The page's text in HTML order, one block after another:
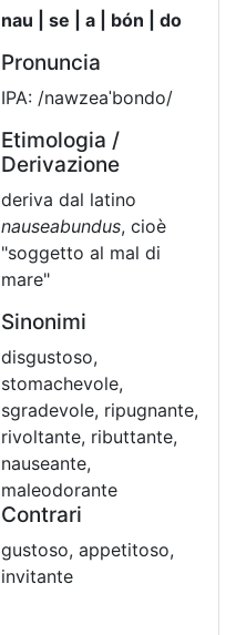
nau | se | a | bón | do
Pronuncia
IPA: /nawzeaˈbondo/
Etimologia /
Derivazione
deriva dal latino
nauseabundus, cioè
"soggetto al mal di
mare"
Sinonimi
disgustoso,
stomachevole,
sgradevole, ripugnante,
rivoltante, ributtante,
nauseante,
maleodorante
Contrari
gustoso, appetitoso,
invitante